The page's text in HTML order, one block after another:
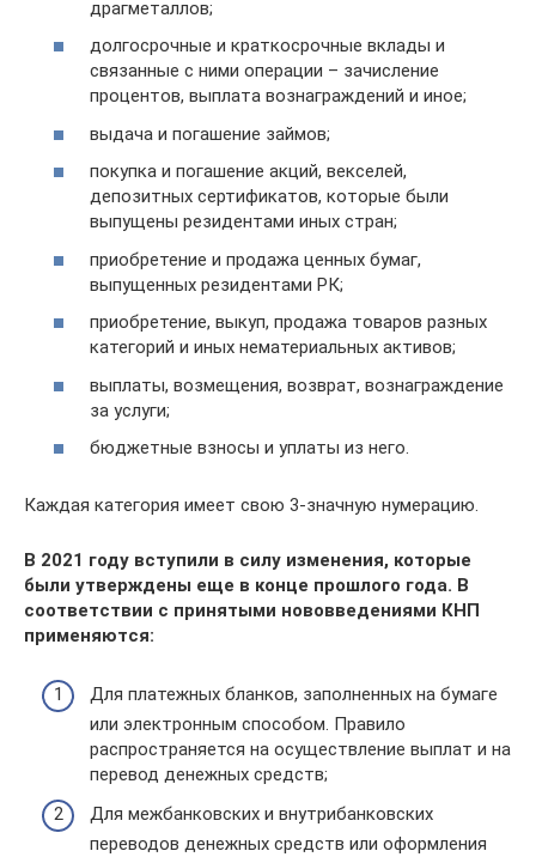
драгметаллов;
долгосрочные и краткосрочные вклады и
связанные с ними операции – зачисление
процентов, выплата вознаграждений и иное;
выдача и погашение займов;
покупка и погашение акций, векселей,
депозитных сертификатов, которые были
выпущены резидентами иных стран;
приобретение и продажа ценных бумаг,
выпущенных резидентами РК;
приобретение, выкуп, продажа товаров разных
категорий и иных нематериальных активов;
выплаты, возмещения, возврат, вознаграждение
за услуги;
бюджетные взносы и уплаты из него.
Каждая категория имеет свою 3-значную нумерацию.
В 2021 году вступили в силу изменения, которые
были утверждены еще в конце прошлого года. В
соответствии с принятыми нововведениями КНП
применяются:
Для платежных бланков, заполненных на бумаге
или электронным способом. Правило
распространяется на осуществление выплат и на
перевод денежных средств;
Для межбанковских и внутрибанковских
переводов денежных средств или оформления